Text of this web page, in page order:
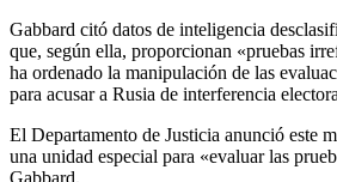
Gabbard citó datos de inteligencia
que, según ella, proporcionan «pruebas
ha ordenado la manipulación de las
para acusar a Rusia de interferencia
El Departamento de Justicia anunció este
una unidad especial para «evaluar las
Gabbard.